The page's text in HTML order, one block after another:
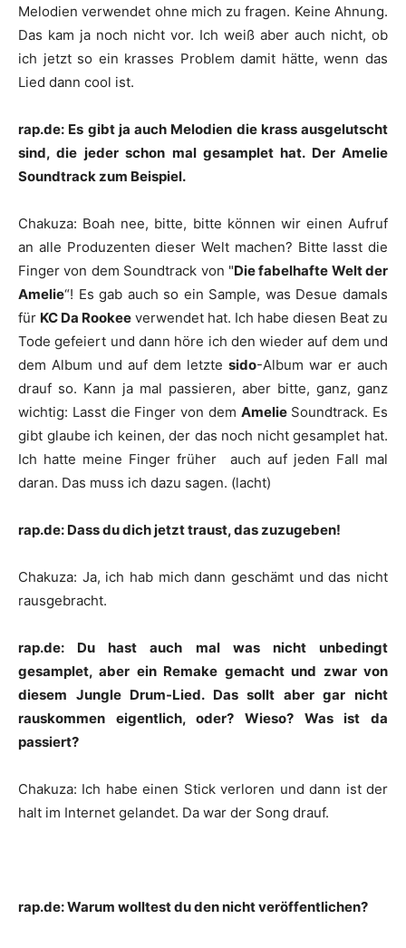
Melodien verwendet ohne mich zu fragen. Keine Ahnung.
Das kam ja noch nicht vor. Ich weiß aber auch nicht, ob
ich jetzt so ein krasses Problem damit hätte, wenn das
Lied dann cool ist.
rap.de: Es gibt ja auch Melodien die krass ausgelutscht
sind, die jeder schon mal gesamplet hat. Der Amelie
Soundtrack zum Beispiel.
Chakuza: Boah nee, bitte, bitte können wir einen Aufruf
an alle Produzenten dieser Welt machen? Bitte lasst die
Finger von dem Soundtrack von "Die fabelhafte Welt der
Amelie“! Es gab auch so ein Sample, was Desue damals
für KC Da Rookee verwendet hat. Ich habe diesen Beat zu
Tode gefeiert und dann höre ich den wieder auf dem und
dem Album und auf dem letzte sido-Album war er auch
drauf so. Kann ja mal passieren, aber bitte, ganz, ganz
wichtig: Lasst die Finger von dem AmelieSoundtrack. Es
gibt glaube ich keinen, der das noch nicht gesamplet hat.
Ich hatte meine Finger früher auch auf jeden Fall mal
daran. Das muss ich dazu sagen. (lacht)
rap.de: Dass du dich jetzt traust, das zuzugeben!
Chakuza: Ja, ich hab mich dann geschämt und das nicht
rausgebracht.
rap.de: Du hast auch mal was nicht unbedingt
gesamplet, aber ein Remake gemacht und zwar von
diesem Jungle Drum-Lied. Das sollt aber gar nicht
rauskommen eigentlich, oder? Wieso? Was ist da
passiert?
Chakuza: Ich habe einen Stick verloren und dann ist der
halt im Internet gelandet. Da war der Song drauf.
rap.de: Warum wolltest du den nicht veröffentlichen?